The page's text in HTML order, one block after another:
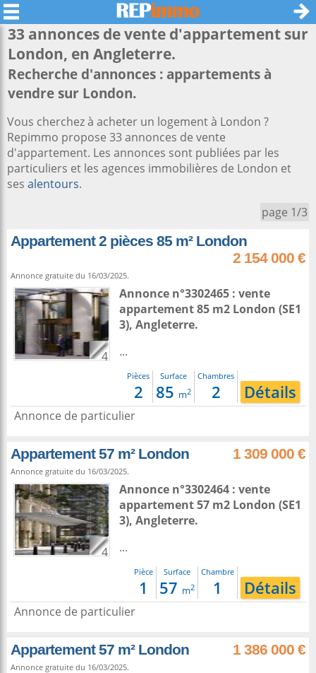
33 annonces de vente d'appartement sur
London, en Angleterre.
Recherche d'annonces : appartements à
vendre sur London.
Vous cherchez à acheter un logement à London ?
Repimmo propose 33 annonces de vente
d'appartement. Les annonces sont publiées par les
particuliers et les agences immobilières de London et
ses alentours.
page 1/3
Appartement 2 pièces 85 m² London
2 154 000 €
Annonce gratuite du 16/03/2025.
4
Annonce n°3302465 : vente
appartement 85 m2 London (SE1
3), Angleterre.
...
Pièces
2
Surface
85 m2
Chambres
2 Détails
Annonce de particulier
Appartement 57 m² London 1 309 000 €
Annonce gratuite du 16/03/2025.
4
Annonce n°3302464 : vente
appartement 57 m2 London (SE1
3), Angleterre.
...
Pièce
1
Surface
57 m2
Chambre
1 Détails
Annonce de particulier
Appartement 57 m² London 1 386 000 €
Annonce gratuite du 16/03/2025.